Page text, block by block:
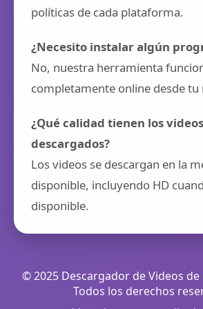
políticas de cada plataforma.
¿Necesito instalar algún
No, nuestra herramienta
completamente online desde tu
¿Qué calidad tienen los videos
descargados?
Los videos se descargan en la
disponible, incluyendo HD
disponible.
© 2025 Descargador de Videos de
Todos los derechos